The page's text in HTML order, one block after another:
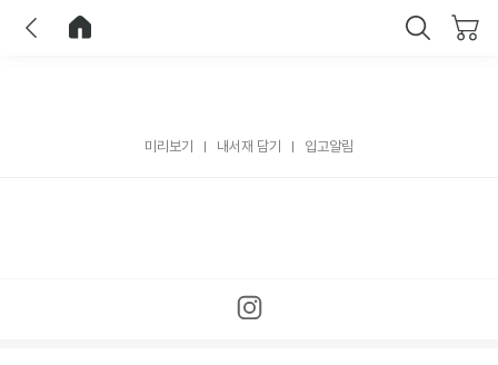
미리보기 내서재 담기 입고알림